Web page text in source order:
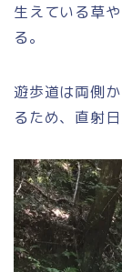
生えている草
る。
遊歩道は両側
るため、直射